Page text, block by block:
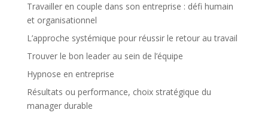
Travailler en couple dans son entreprise : défi humain
et organisationnel
L’approche systémique pour réussir le retour au travail
Trouver le bon leader au sein de l’équipe
Hypnose en entreprise
Résultats ou performance, choix stratégique du
manager durable